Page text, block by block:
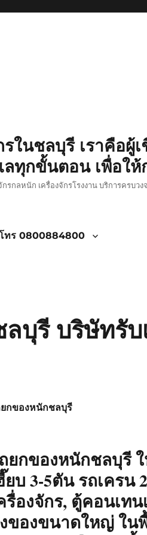
ในชลบุรี เราคือ
ลทุกขั้นตอน เพื่อใ
กลหนัก เครื่องจักรโรงงาน บริการครบว
โทร 0800884800
บุรี บริษัทรั
กของหนักชลบุรี
ยกของหนักชลบุรี
ยบ 3-5ตัน รถเครน
รื่องจักร, ตู้คอนเท
ของขนาดใหญ่ ใน